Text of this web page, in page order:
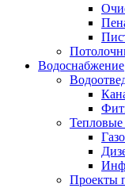
Водоснабжение
Тепловые
Проекты